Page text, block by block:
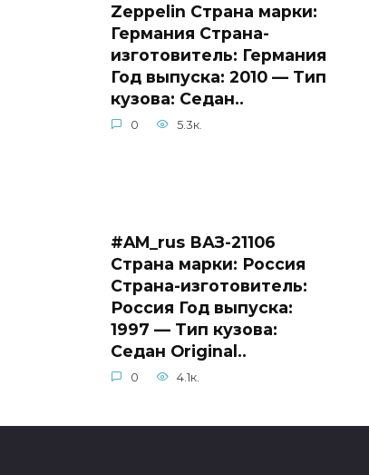
Zeppelin Страна марки:
Германия Страна-
изготовитель: Германия
Год выпуска: 2010 — Тип
кузова: Седан..
0 5.3к.
#AM_rus ВАЗ-21106
Страна марки: Россия
Страна-изготовитель:
Россия Год выпуска:
1997 — Тип кузова:
Седан Original..
0 4.1к.